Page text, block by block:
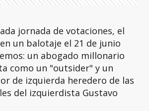
jornada de votaciones, el
un balotaje el 21 de junio
un abogado millonario
como un "outsider" y un
de izquierda heredero de las
del izquierdista Gustavo